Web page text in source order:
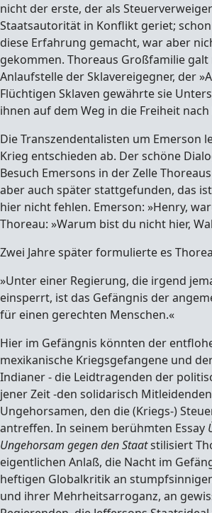
nicht der erste, der als
Staatsautorität in Konflikt geriet;
diese Erfahrung gemacht, war aber
gekommen. Thoreaus Großfamilie
Anlaufstelle der Sklavereigegner, der
Flüchtigen Sklaven gewährte sie
ihnen auf dem Weg in die Freiheit nach
Die Transzendentalisten um Emerson
Krieg entschieden ab. Der schöne
Besuch Emersons in der Zelle
aber auch später stattgefunden, das
hier nicht fehlen. Emerson: »Henry,
Thoreau: »Warum bist du nicht hier,
Zwei Jahre später formulierte es
»Unter einer Regierung, die irgend
einsperrt, ist das Gefängnis der
für einen gerechten Menschen.«
Hier im Gefängnis könnten der
mexikanische Kriegsgefangene und
Indianer - die Leidtragenden der
jener Zeit -den solidarisch
Ungehorsamen, den die (Kriegs-)
antreffen. In seinem berühmten Essay
Ungehorsam gegen den Staatstilisiert
eigentlichen Anlaß, die Nacht im
heftigen Globalkritik an
und ihrer Mehrheitsarroganz, an